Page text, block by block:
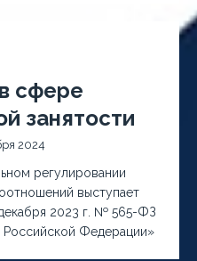
сфере
занятости
2024
регулировании
выступает
2023 г. № 565-ФЗ
Российской Федерации»